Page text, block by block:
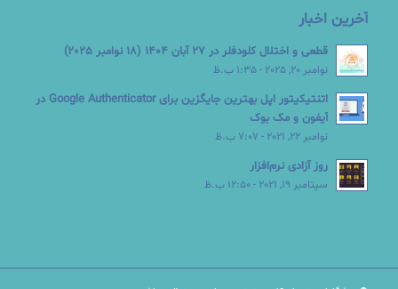
آخرین اخبار
قطعی و اختلال کلودفلر در 27 آبان 1404 (18 نوامبر 2025)
نوامبر 20, 2025 - 1:35 ب.ظ
اتنتیکیتور اپل بهترین جایگزین برای Google Authenticator در
آیفون و مک بوک
نوامبر 22, 2021 - 7:07 ب.ظ
روز آزادی نرم‌افزار
سپتامبر 19, 2021 - 12:50 ب.ظ